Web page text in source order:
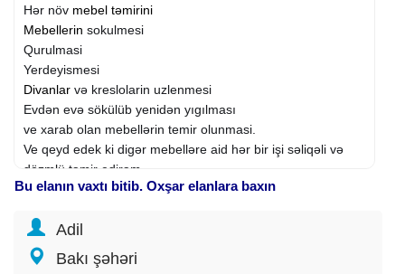
Hər növ mebel təmirini
Mebellerin sokulmesi
Qurulmasi
Yerdeyismesi
Divanlar və kreslolarin uzlenmesi
Evdən evə sökülüb yenidən yıgılması
ve xarab olan mebellərin temir olunmasi.
Ve qeyd edek ki digər mebelləre aid hər bir işi səliqəli və
dözmlü təmir edirəm .
Təmir yerindədə mümkündür. kafe restoran mənzil ofis və
Bu elanın vaxtı bitib. Oxşar elanlara baxın
Adil
Bakı şəhəri